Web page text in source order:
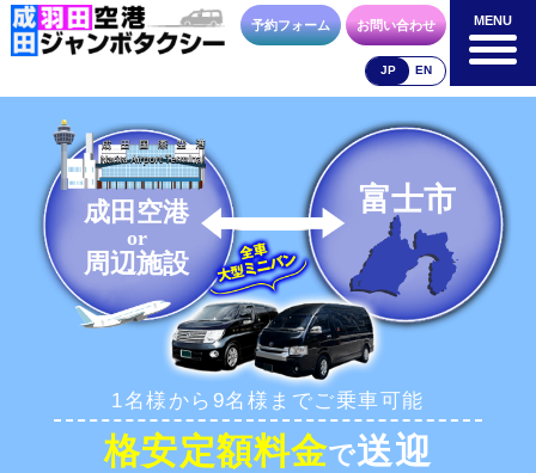
MENU
成田空港
料金表
空港送迎以外
料金表
車種・荷物 お支払方法 合流方法
お問合せ 予約フォーム
予約フォーム お問い合わせ
JP EN
MENU
成田空港
or
周辺施設
富士市
1名様から9名様までご乗車可能
格安定額料金で送迎